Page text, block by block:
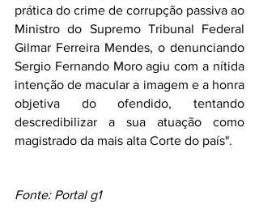
prática do crime de corrupção passiva ao
Ministro do Supremo Tribunal Federal
Gilmar Ferreira Mendes, o denunciando
Sergio Fernando Moro agiu com a nítida
intenção de macular a imagem e a honra
objetiva do ofendido, tentando
descredibilizar a sua atuação como
magistrado da mais alta Corte do país".
Fonte: Portal g1